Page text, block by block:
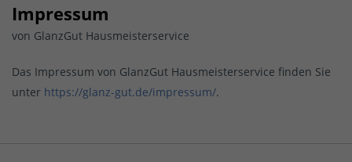
Impressum
von GlanzGut Hausmeisterservice
Das Impressum von GlanzGut Hausmeisterservice finden Sie
unter https://glanz-gut.de/impressum/.